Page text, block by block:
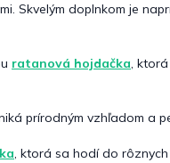
Skvelým doplnkom je
ratanová hojdačka,
prírodným vzhľadom a
, ktorá sa hodí do